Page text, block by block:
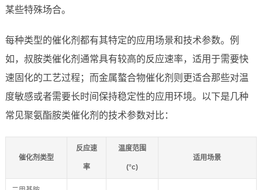
某些特殊场合。
每种类型的催化剂都有其特定的应用场景和技术参数。例
如，叔胺类催化剂通常具有较高的反应速率，适用于需要快
速固化的工艺过程；而金属螯合物催化剂则更适合那些对温
度敏感或者需要长时间保持稳定性的应用环境。以下是几种
常见聚氨酯胺类催化剂的技术参数对比：
催化剂类型
反应速
率
温度范围
(°c)
适用场景